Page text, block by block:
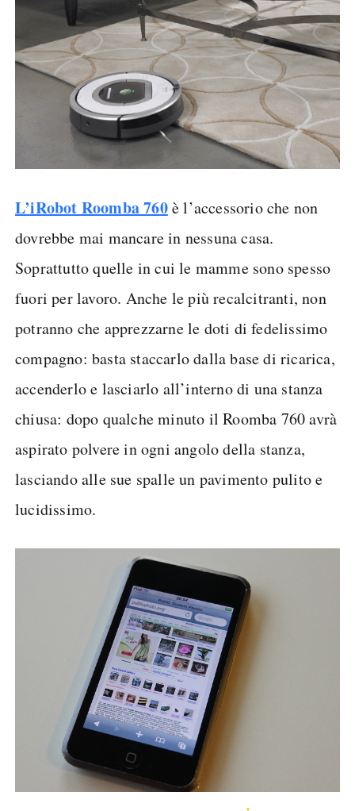
L’iRobot Roomba 760è l’accessorio che non
dovrebbe mai mancare in nessuna casa.
Soprattutto quelle in cui le mamme sono spesso
fuori per lavoro. Anche le più recalcitranti, non
potranno che apprezzarne le doti di fedelissimo
compagno: basta staccarlo dalla base di ricarica,
accenderlo e lasciarlo all’interno di una stanza
chiusa: dopo qualche minuto il Roomba 760 avrà
aspirato polvere in ogni angolo della stanza,
lasciando alle sue spalle un pavimento pulito e
lucidissimo.